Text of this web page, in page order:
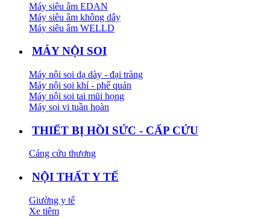
Máy siêu âm EDAN
Máy siêu âm không dây
Máy siêu âm WELLD
MÁY NỘI SOI
Máy nội soi dạ dày - đại tràng
Máy nội soi khí - phế quản
Máy nội soi tai mũi họng
Máy soi vi tuần hoàn
THIẾT BỊ HỒI SỨC - CẤP CỨU
Cáng cứu thương
NỘI THẤT Y TẾ
Giường y tế
Xe tiêm